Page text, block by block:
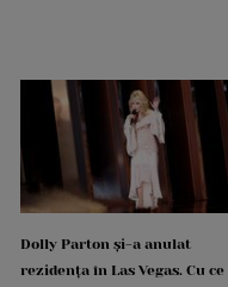
Dolly Parton și-a anulat
rezidența în Las Vegas. Cu ce